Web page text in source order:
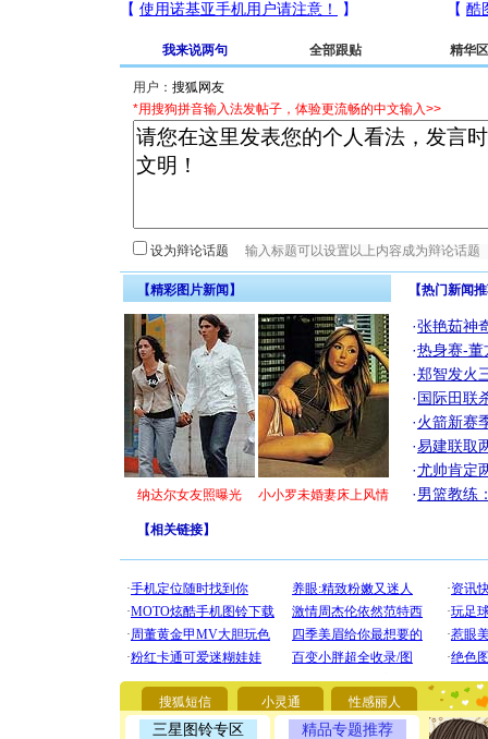
我来说两句 全部跟贴 精华区
用户：
*用搜狗拼音输入法发帖子，体验更流畅的中文输入>>
设为辩论话题
【精彩图片新闻】
纳达尔女友照曝光 小小罗未婚妻床上风情
【热门新闻
·张艳茹神
·热身赛-董
·郑智发火
·国际田联
·火箭新赛
·易建联取
·尤帅肯定
·男篮教练
【相关链接】
搜狐短信 小灵通 性感丽人
三星图铃专区 精品专题推荐
你太多，
要平安！
[圣诞节]